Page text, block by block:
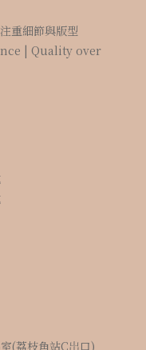
重細節與版型
| Quality over
(荔枝角站C岀口)